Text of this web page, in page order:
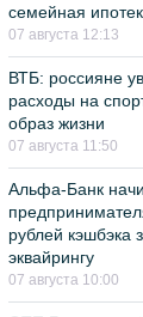
семейная
07 августа 12:13
ВТБ: россияне
расходы на
образ жизни
07 августа 11:50
Альфа-Банк
рублей кэшбэка
эквайрингу
07 августа 10:00